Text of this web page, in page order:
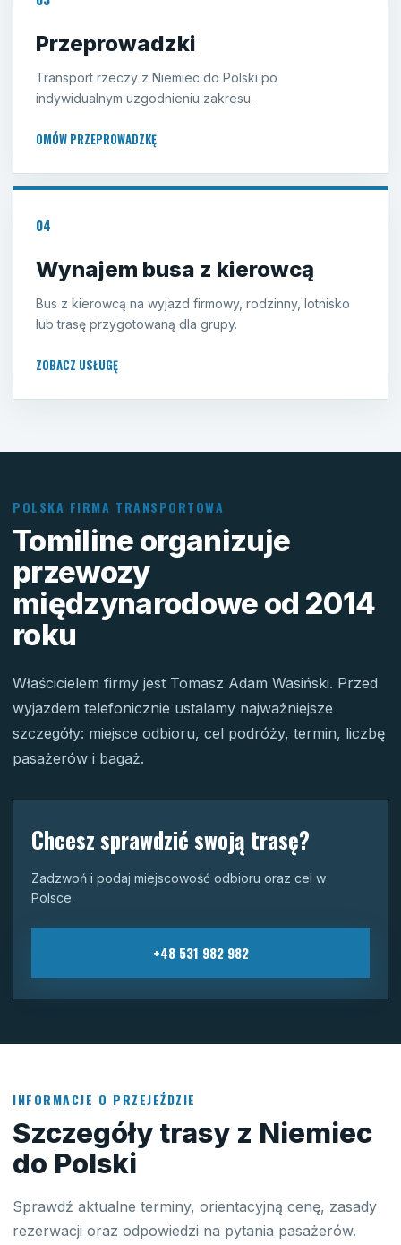
Przeprowadzki
Transport rzeczy z Niemiec do Polski po
indywidualnym uzgodnieniu zakresu.
OMÓW PRZEPROWADZKĘ
04
Wynajem busa z kierowcą
Bus z kierowcą na wyjazd firmowy, rodzinny, lotnisko
lub trasę przygotowaną dla grupy.
ZOBACZ USŁUGĘ
POLSKA FIRMA TRANSPORTOWA
Tomiline organizuje
przewozy
międzynarodowe od 2014
roku
Właścicielem firmy jest Tomasz Adam Wasiński. Przed
wyjazdem telefonicznie ustalamy najważniejsze
szczegóły: miejsce odbioru, cel podróży, termin, liczbę
pasażerów i bagaż.
Chcesz sprawdzić swoją trasę?
Zadzwoń i podaj miejscowość odbioru oraz cel w
Polsce.
+48 531 982 982
INFORMACJE O PRZEJEŹDZIE
Szczegóły trasy z Niemiec
do Polski
Sprawdź aktualne terminy, orientacyjną cenę, zasady
rezerwacji oraz odpowiedzi na pytania pasażerów.